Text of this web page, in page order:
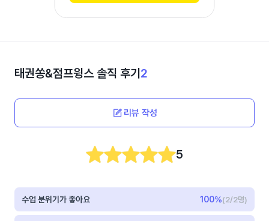
태권쏭&점프윙스 솔직 후기 2
리뷰 작성
5
수업 분위기가 좋아요 100%(2/2명)